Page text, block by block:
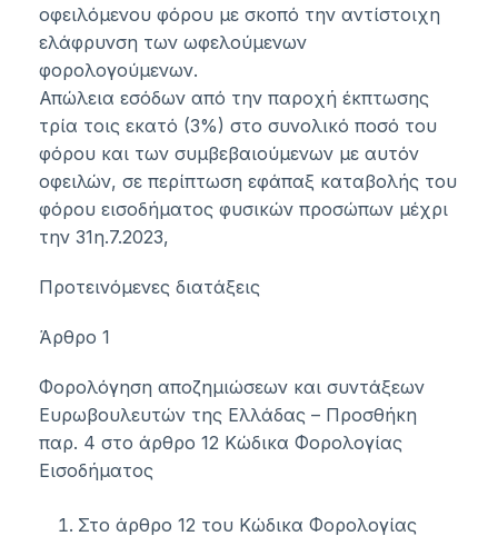
οφειλόμενου φόρου με σκοπό την αντίστοιχη
ελάφρυνση των ωφελούμενων
φορολογούμενων.
Απώλεια εσόδων από την παροχή έκπτωσης
τρία τοις εκατό (3%) στο συνολικό ποσό του
φόρου και των συμβεβαιούμενων με αυτόν
οφειλών, σε περίπτωση εφάπαξ καταβολής του
φόρου εισοδήματος φυσικών προσώπων μέχρι
την 31η.7.2023,
Προτεινόμενες διατάξεις
Άρθρο 1
Φορολόγηση αποζημιώσεων και συντάξεων
Ευρωβουλευτών της Ελλάδας – Προσθήκη
παρ. 4 στο άρθρο 12 Κώδικα Φορολογίας
Εισοδήματος
Στο άρθρο 12 του Κώδικα Φορολογίας